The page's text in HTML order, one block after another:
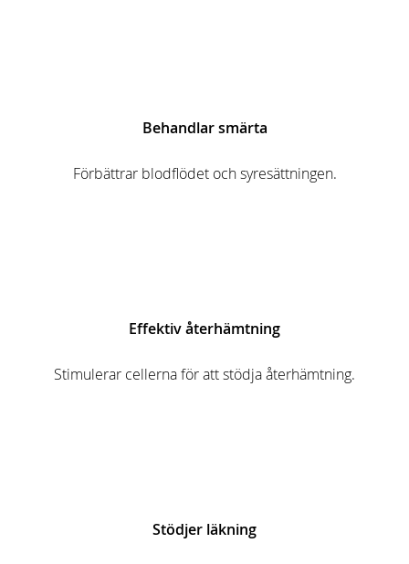
Behandlar smärta
Förbättrar blodflödet och syresättningen.
Effektiv återhämtning
Stimulerar cellerna för att stödja återhämtning.
Stödjer läkning